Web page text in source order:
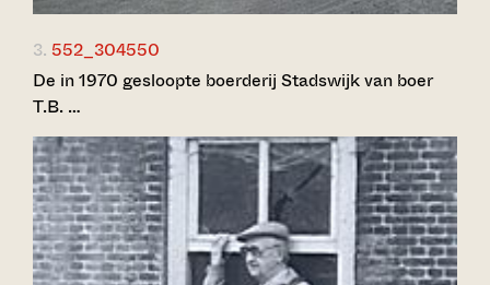
3. 552_304550
De in 1970 gesloopte boerderij Stadswijk van boer
T.B. …